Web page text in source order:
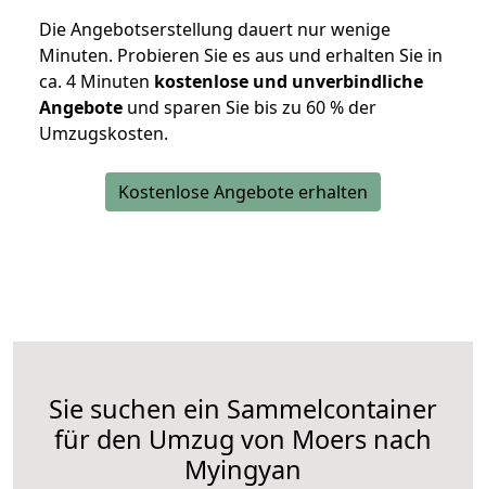
Die Angebotserstellung dauert nur wenige
Minuten. Probieren Sie es aus und erhalten Sie in
ca. 4 Minuten kostenlose und unverbindliche
Angebote und sparen Sie bis zu 60 % der
Umzugskosten.
Kostenlose Angebote erhalten
Sie suchen ein Sammelcontainer
für den Umzug von Moers nach
Myingyan